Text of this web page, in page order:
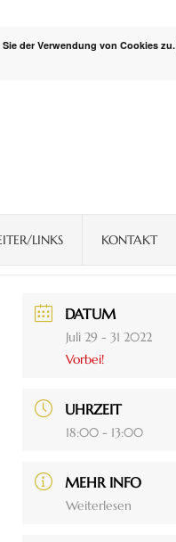
LINKS KONTAKT
DATUM
Juli 29 - 31 2022
Vorbei!
UHRZEIT
18:00 - 13:00
MEHR INFO
Weiterlesen
der Verwendung von Cookies zu.